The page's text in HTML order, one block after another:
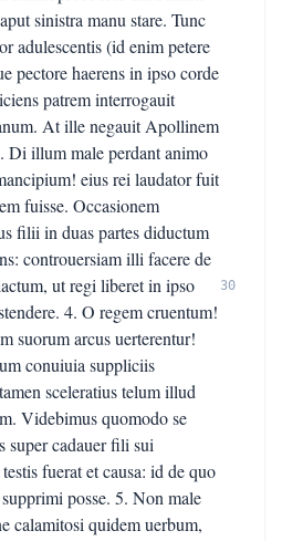
sinistra manu stare. Tunc
adulescentis (id enim petere
pectore haerens in ipso corde
patrem interrogauit
At ille negauit Apollinem
Di illum male perdant animo
eius rei laudator fuit
fuisse. Occasionem
filii in duas partes diductum
controuersiam illi facere de
ut regi liberet in ipso
4. O regem cruentum!
suorum arcus uerterentur!
conuiuia suppliciis
sceleratius telum illud
Videbimus quomodo se
super cadauer fili sui
fuerat et causa: id de quo
posse. 5. Non male
calamitosi quidem uerbum,
30